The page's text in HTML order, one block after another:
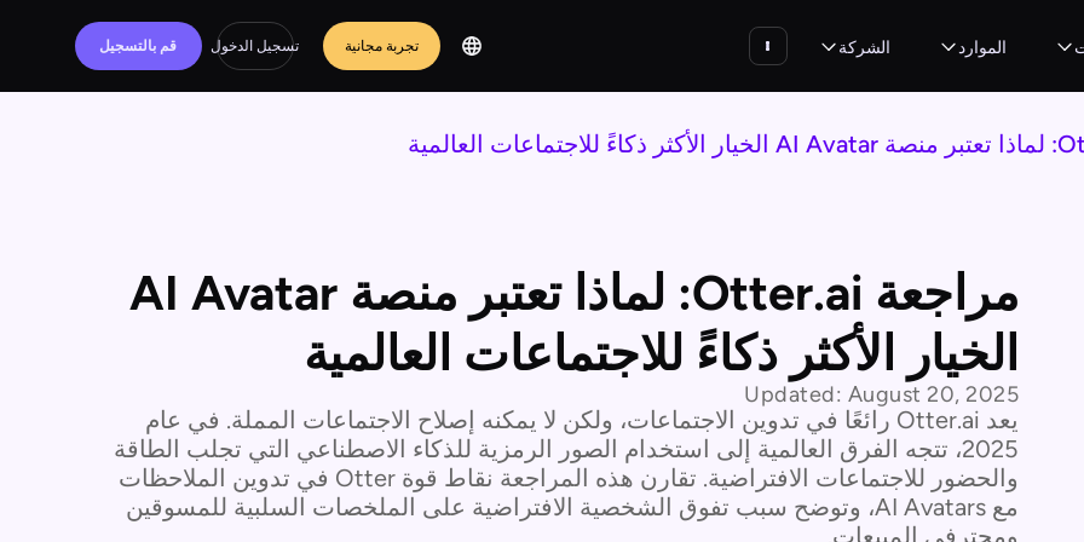
الموارد الشركة تجربة مجانية تسجيل الدخول قم بالتسجيل
مراجعة Otter.ai: لماذا تعتبر منصة AI Avatar
الخيار الأكثر ذكاءً للاجتماعات العالمية
Updated: August 20, 2025
يعد Otter.ai رائعًا في تدوين الاجتماعات، ولكن لا يمكنه إصلاح الاجتماعات المملة. في عام
2025، تتجه الفرق العالمية إلى استخدام الصور الرمزية للذكاء الاصطناعي التي تجلب الطاقة
والحضور للاجتماعات الافتراضية. تقارن هذه المراجعة نقاط قوة Otter في تدوين الملاحظات
مع AI Avatars، وتوضح سبب تفوق الشخصية الافتراضية على الملخصات السلبية للمسوقين
ومحترفي المبيعات.